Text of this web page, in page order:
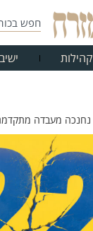
קהילות
נחנכה מעבדה מתקדמת